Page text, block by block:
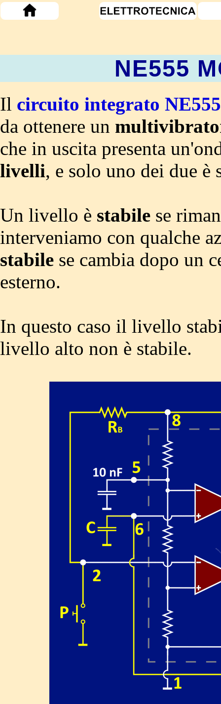
NE555
Il circuito integrato NE555
da ottenere un
che in uscita presenta
livelli, e solo uno dei due è
Un livello è stabile se
interveniamo con qualche
stabile se cambia dopo un
esterno.
In questo caso il livello
livello alto non è stabile.